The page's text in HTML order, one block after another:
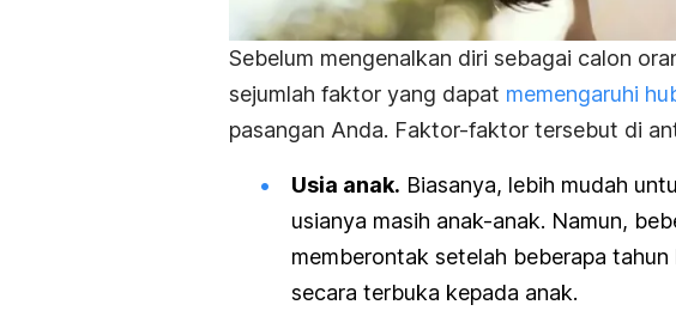
Sebelum mengenalkan diri sebagai calon
sejumlah faktor yang dapat memengaruhi
pasangan Anda. Faktor-faktor tersebut di
Usia anak. Biasanya, lebih mudah
usianya masih anak-anak. Namun,
memberontak setelah beberapa
secara terbuka kepada anak.